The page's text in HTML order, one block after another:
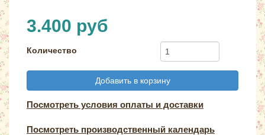
3.400 руб
Количество
Добавить в корзину
Посмотреть условия оплаты и доставки
Посмотреть производственный календарь